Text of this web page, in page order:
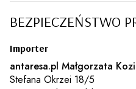
BEZPIECZEŃSTWO
Importer
antaresa.pl Małgorzata
Stefana Okrzei 18/5